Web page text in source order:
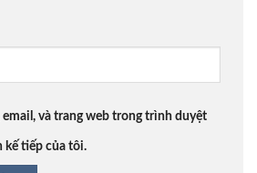
email, và trang web trong trình duyệt
kế tiếp của tôi.